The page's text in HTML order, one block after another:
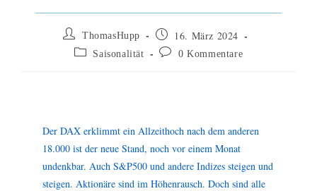
ThomasHupp 16. März 2024
Saisonalität 0 Kommentare
Der DAX erklimmt ein Allzeithoch nach dem anderen
18.000 ist der neue Stand, noch vor einem Monat
undenkbar. Auch S&P500 und andere Indizes steigen und
steigen. Aktionäre sind im Höhenrausch. Doch sind alle